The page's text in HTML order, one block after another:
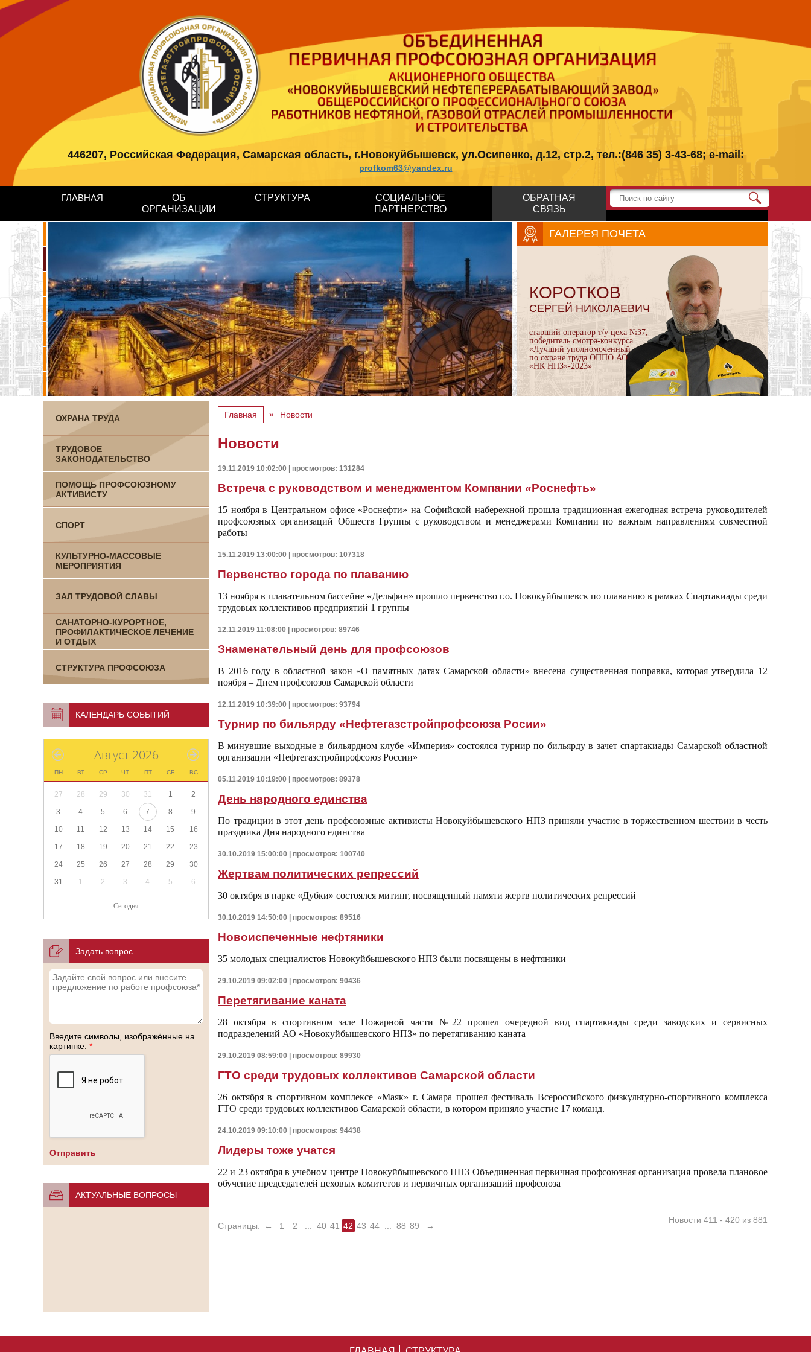
446207, Российская Федерация, Самарская область, г.Новокуйбышевск, ул.Осипенко, д.12, стр.2, тел.:(846 35) 3-43-68; e-mail:
profkom63@yandex.ru
ГЛАВНАЯ
ОБ
ОРГАНИЗАЦИИ
СТРУКТУРА
СОЦИАЛЬНОЕ
ПАРТНЕРСТВО
ОБРАТНАЯ
СВЯЗЬ
ГАЛЕРЕЯ ПОЧЕТА
КОРОТКОВ
СЕРГЕЙ НИКОЛАЕВИЧ
старший оператор т/у цеха №37,
победитель смотра-конкурса
«Лучший уполномоченный
по охране труда ОППО АО
«НК НПЗ»-2023»
ОХРАНА ТРУДА
ТРУДОВОЕ
ЗАКОНОДАТЕЛЬСТВО
ПОМОЩЬ ПРОФСОЮЗНОМУ
АКТИВИСТУ
СПОРТ
КУЛЬТУРНО-МАССОВЫЕ
МЕРОПРИЯТИЯ
ЗАЛ ТРУДОВОЙ СЛАВЫ
САНАТОРНО-КУРОРТНОЕ,
ПРОФИЛАКТИЧЕСКОЕ ЛЕЧЕНИЕ
И ОТДЫХ
СТРУКТУРА ПРОФСОЮЗА
КАЛЕНДАРЬ СОБЫТИЙ
Август 2026
ПН ВТ СР ЧТ ПТ СБ ВС
27 28 29 30 31 1 2
3 4 5 6 7 8 9
10 11 12 13 14 15 16
17 18 19 20 21 22 23
24 25 26 27 28 29 30
31 1 2 3 4 5 6
Сегодня
Задать вопрос
Введите символы, изображённые на
картинке: *
АКТУАЛЬНЫЕ ВОПРОСЫ
Главная » Новости
Новости
19.11.2019 10:02:00 | просмотров: 131284
Встреча с руководством и менеджментом Компании «Роснефть»
15 ноября в Центральном офисе «Роснефти» на Софийской набережной прошла традиционная ежегодная встреча руководителей
профсоюзных организаций Обществ Группы с руководством и менеджерами Компании по важным направлениям совместной
работы
15.11.2019 13:00:00 | просмотров: 107318
Первенство города по плаванию
13 ноября в плавательном бассейне «Дельфин» прошло первенство г.о. Новокуйбышевск по плаванию в рамках Спартакиады среди
трудовых коллективов предприятий 1 группы
12.11.2019 11:08:00 | просмотров: 89746
Знаменательный день для профсоюзов
В 2016 году в областной закон «О памятных датах Самарской области» внесена существенная поправка, которая утвердила 12
ноября – Днем профсоюзов Самарской области
12.11.2019 10:39:00 | просмотров: 93794
Турнир по бильярду «Нефтегазстройпрофсоюза Росии»
В минувшие выходные в бильярдном клубе «Империя» состоялся турнир по бильярду в зачет спартакиады Самарской областной
организации «Нефтегазстройпрофсоюз России»
05.11.2019 10:19:00 | просмотров: 89378
День народного единства
По традиции в этот день профсоюзные активисты Новокуйбышевского НПЗ приняли участие в торжественном шествии в честь
праздника Дня народного единства
30.10.2019 15:00:00 | просмотров: 100740
Жертвам политических репрессий
30 октября в парке «Дубки» состоялся митинг, посвященный памяти жертв политических репрессий
30.10.2019 14:50:00 | просмотров: 89516
Новоиспеченные нефтяники
35 молодых специалистов Новокуйбышевского НПЗ были посвящены в нефтяники
29.10.2019 09:02:00 | просмотров: 90436
Перетягивание каната
28 октября в спортивном зале Пожарной части №22 прошел очередной вид спартакиады среди заводских и сервисных
подразделений АО «Новокуйбышевского НПЗ» по перетягиванию каната
29.10.2019 08:59:00 | просмотров: 89930
ГТО среди трудовых коллективов Самарской области
26 октября в спортивном комплексе «Маяк» г. Самара прошел фестиваль Всероссийского физкультурно-спортивного комплекса
ГТО среди трудовых коллективов Самарской области, в котором приняло участие 17 команд.
24.10.2019 09:10:00 | просмотров: 94438
Лидеры тоже учатся
22 и 23 октября в учебном центре Новокуйбышевского НПЗ Объединенная первичная профсоюзная организация провела плановое
обучение председателей цеховых комитетов и первичных организаций профсоюза
Новости 411 - 420 из 881
Страницы: ← 1 2 40 41 42 43 44 88 89 →